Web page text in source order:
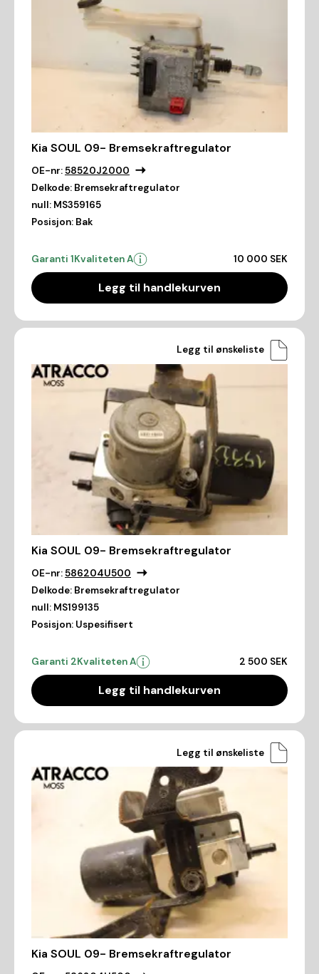
Kia SOUL 09- Bremsekraftregulator
OE-nr:58520J2000
Delkode: Bremsekraftregulator
null: MS359165
Posisjon: Bak
Garanti 1Kvaliteten A 10 000 SEK
Legg til handlekurven
Legg til ønskeliste
Kia SOUL 09- Bremsekraftregulator
OE-nr:586204U500
Delkode: Bremsekraftregulator
null: MS199135
Posisjon: Uspesifisert
Garanti 2Kvaliteten A 2 500 SEK
Legg til handlekurven
Legg til ønskeliste
Kia SOUL 09- Bremsekraftregulator